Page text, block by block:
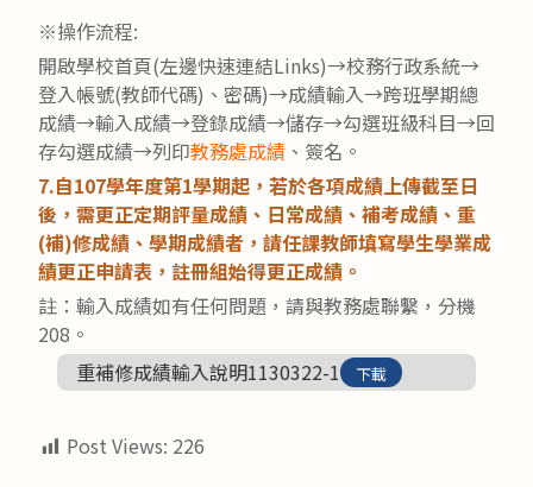
※操作流程:
開啟學校首頁(左邊快速連結Links)→校務行政系統→
登入帳號(教師代碼)、密碼)→成績輸入→跨班學期總
成績→輸入成績→登錄成績→儲存→勾選班級科目→回
存勾選成績→列印教務處成績 、簽名。
7.自107學年度第1學期起，若於各項成績上傳截至日
後，需更正定期評量成績、日常成績、補考成績、重
(補)修成績、學期成績者，請任課教師填寫學生學業成
績更正申請表，註冊組始得更正成績。
註：輸入成績如有任何問題，請與教務處聯繫，分機
208。
重補修成績輸入說明1130322-1
下載
Post Views: 226